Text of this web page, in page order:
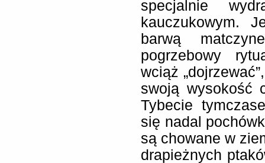
specjalnie
kauczukowym.
barwą
pogrzebowy
wciąż
swoją wysokość
Tybecie
się nadal
są chowane w
drapieżnych